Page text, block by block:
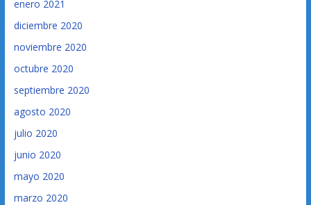
enero 2021
diciembre 2020
noviembre 2020
octubre 2020
septiembre 2020
agosto 2020
julio 2020
junio 2020
mayo 2020
marzo 2020